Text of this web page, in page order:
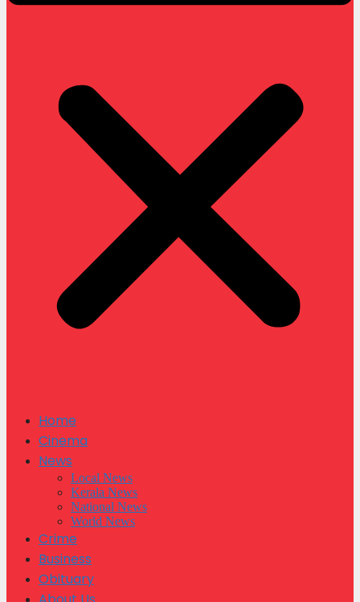
Home
Cinema
News
Local News
Kerala News
National News
World News
Crime
Business
Obituary